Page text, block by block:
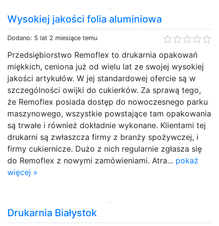
Wysokiej jakości folia aluminiowa
Dodano: 5 lat 2 miesiące temu
Przedsiębiorstwo Remoflex to drukarnia opakowań
miękkich, ceniona już od wielu lat ze swojej wysokiej
jakości artykułów. W jej standardowej ofercie są w
szczególności owijki do cukierków. Za sprawą tego,
że Remoflex posiada dostęp do nowoczesnego parku
maszynowego, wszystkie powstające tam opakowania
są trwałe i również dokładnie wykonane. Klientami tej
drukarni są zwłaszcza firmy z branży spożywczej, i
firmy cukiernicze. Dużo z nich regularnie zgłasza się
do Remoflex z nowymi zamówieniami. Atra... pokaż
więcej »
Drukarnia Białystok